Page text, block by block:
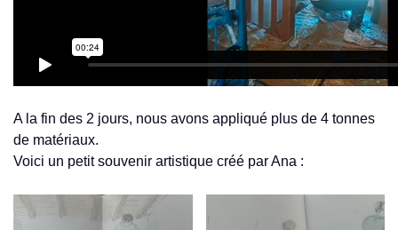
A la fin des 2 jours, nous avons appliqué plus de 4 tonnes
de matériaux.
Voici un petit souvenir artistique créé par Ana :